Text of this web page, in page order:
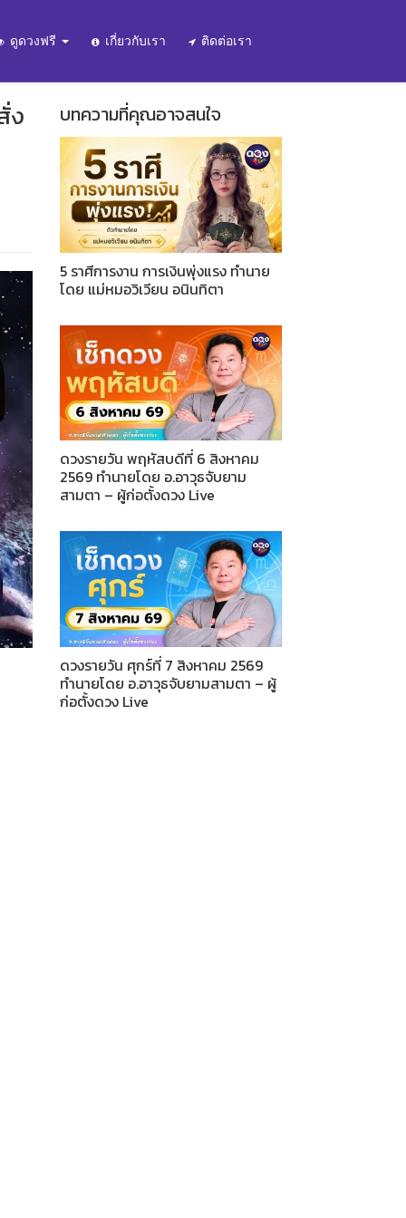
ดูดวงฟรี เกี่ยวกับเรา ติดต่อเรา
ง
บทความที่คุณอาจสนใจ
5 ราศีการงาน การเงินพุ่งแรง ทำนาย
โดย แม่หมอวิเวียน อนินทิตา
ดวงรายวัน พฤหัสบดีที่ 6 สิงหาคม
2569 ทำนายโดย อ.อาวุธจับยาม
สามตา – ผู้ก่อตั้งดวง Live
ดวงรายวัน ศุกร์ที่ 7 สิงหาคม 2569
ทำนายโดย อ.อาวุธจับยามสามตา – ผู้
ก่อตั้งดวง Live